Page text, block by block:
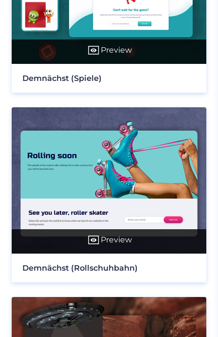
Preview
Demnächst (Spiele)
Preview
Demnächst (Rollschuhbahn)